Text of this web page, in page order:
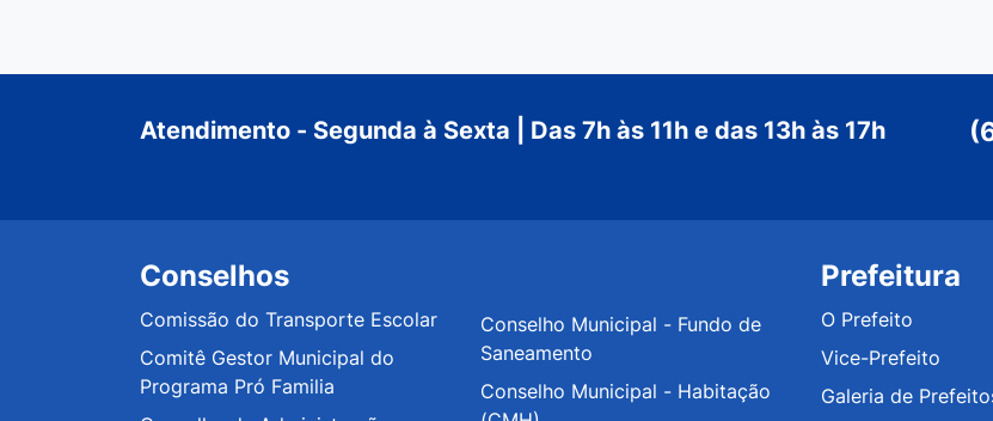
3700
(65)3387-2800
1101
Atendimento - Segunda à Sexta | Das 7h às 11h e das 13h às 17h
Conselhos
Comissão do Transporte Escolar
Comitê Gestor Municipal do
Programa Pró Familia
Conselho Municipal - Fundo de
Saneamento
Conselho Municipal - Habitação
Prefeitura
O Prefeito
Vice-Prefeito
Galeria de